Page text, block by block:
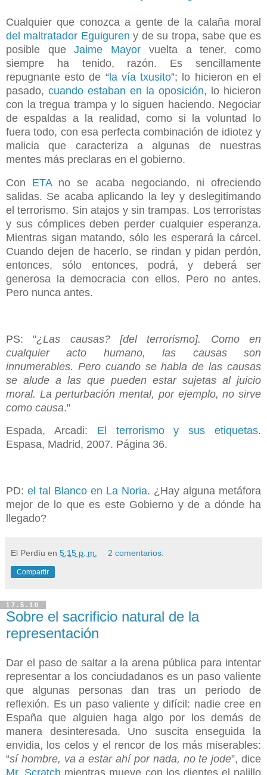
Cualquier que conozca a gente de la calaña moral
del maltratador Eguiguren y de su tropa, sabe que es
posible queJaime Mayor vuelta a tener, como
siempre ha tenido, razón. Es sencillamente
repugnante esto de “la vía txusito”; lo hicieron en el
pasado, cuando estaban en la oposición, lo hicieron
con la tregua trampa y lo siguen haciendo. Negociar
de espaldas a la realidad, como si la voluntad lo
fuera todo, con esa perfecta combinación de idiotez y
malicia que caracteriza a algunas de nuestras
mentes más preclaras en el gobierno.
Con ETAno se acaba negociando, ni ofreciendo
salidas. Se acaba aplicando la ley y deslegitimando
el terrorismo. Sin atajos y sin trampas. Los terroristas
y sus cómplices deben perder cualquier esperanza.
Mientras sigan matando, sólo les esperará la cárcel.
Cuando dejen de hacerlo, se rindan y pidan perdón,
entonces, sólo entonces, podrá, y deberá ser
generosa la democracia con ellos. Pero no antes.
Pero nunca antes.
PS: "¿Las causas? [del terrorismo]. Como en
cualquier acto humano, las causas son
innumerables. Pero cuando se habla de las causas
se alude a las que pueden estar sujetas al juicio
moral. La perturbación mental, por ejemplo, no sirve
como causa."
Espada, Arcadi: El terrorismo y sus etiquetas.
Espasa, Madrid, 2007. Página 36.
PD: el tal Blanco en La Noria. ¿Hay alguna metáfora
mejor de lo que es este Gobierno y de a dónde ha
llegado?
El Perdíu en 5:15 p. m. 2 comentarios:
Compartir
17.5.10
Sobre el sacrificio natural de la
representación
Dar el paso de saltar a la arena pública para intentar
representar a los conciudadanos es un paso valiente
que algunas personas dan tras un periodo de
reflexión. Es un paso valiente y difícil: nadie cree en
España que alguien haga algo por los demás de
manera desinteresada. Uno suscita enseguida la
envidia, los celos y el rencor de los más miserables:
“sí hombre, va a estar ahí por nada, no te jode”, dice
Mr. Scratch mientras mueve con los dientes el palillo